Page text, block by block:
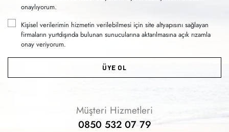
onaylıyorum.
Kişisel verilerimin hizmetin verilebilmesi için site altyapısını sağlayan
firmaların yurtdışında bulunan sunucularına aktarılmasına açık rızamla
onay veriyorum.
ÜYE OL
Müşteri Hizmetleri
0850 532 07 79